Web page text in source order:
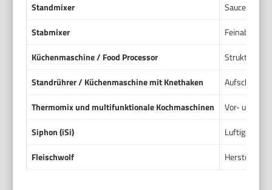
Standmixer
Saucen,
Stabmixer
Küchenmaschine / Food Processor
Strukturierte
Standrührer / Küchenmaschine mit Knethaken
Thermomix und multifunktionale Kochmaschinen
Vor- und
Siphon (iSi)
Luftigere
Fleischwolf
Herstellung